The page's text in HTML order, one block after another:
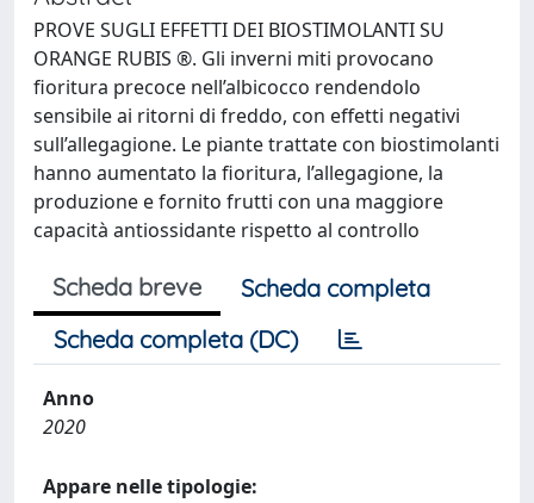
PROVE SUGLI EFFETTI DEI BIOSTIMOLANTI SU
ORANGE RUBIS ®. Gli inverni miti provocano
fioritura precoce nell’albicocco rendendolo
sensibile ai ritorni di freddo, con effetti negativi
sull’allegagione. Le piante trattate con biostimolanti
hanno aumentato la fioritura, l’allegagione, la
produzione e fornito frutti con una maggiore
capacità antiossidante rispetto al controllo
Scheda breve
Scheda completa
Scheda completa (DC)
Anno
2020
Appare nelle tipologie: